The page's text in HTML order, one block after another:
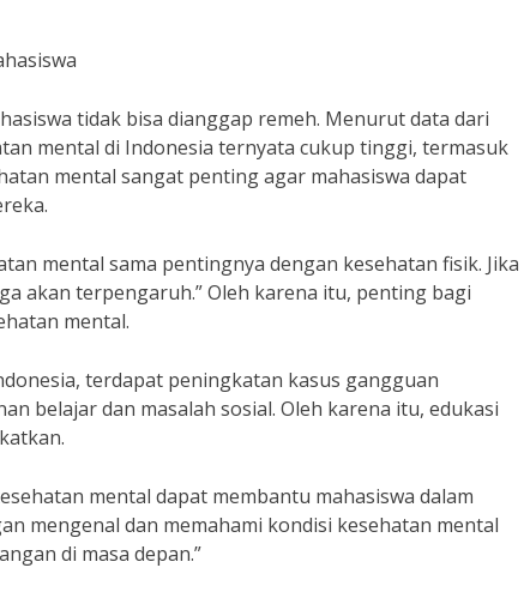
tidak bisa dianggap remeh. Menurut data dari
mental di Indonesia ternyata cukup tinggi, termasuk
mental sangat penting agar mahasiswa dapat
mental sama pentingnya dengan kesehatan fisik. Jika
akan terpengaruh.” Oleh karena itu, penting bagi
mental.
terdapat peningkatan kasus gangguan
belajar dan masalah sosial. Oleh karena itu, edukasi
mental dapat membantu mahasiswa dalam
mengenal dan memahami kondisi kesehatan mental
di masa depan.”